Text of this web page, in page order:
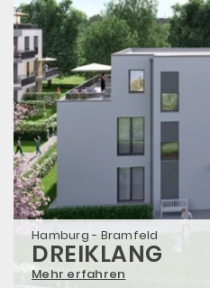
Hamburg - Bramfeld
DREIKLANG
Mehr erfahren